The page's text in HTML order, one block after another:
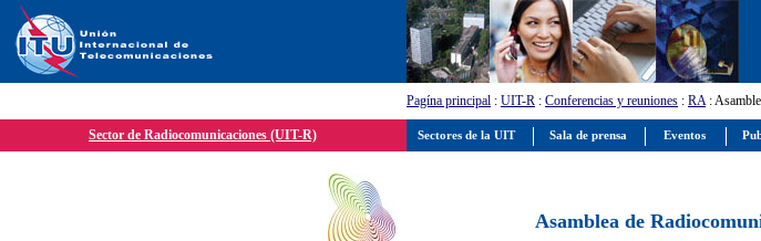
Pagína principal : UIT-R : Conferencias y reuniones : RA:
Sector de Radiocomunicaciones (UIT-R)
Asamblea de
Sectores de la UIT Sala de prensa Eventos